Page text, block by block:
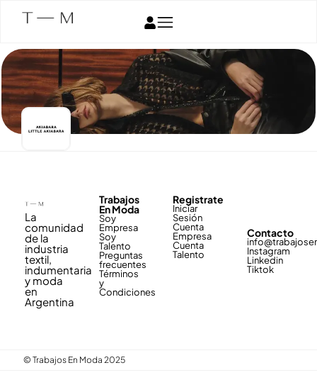
La
comunidad
de la
industria
textil,
indumentaria
y moda
en
Argentina
Trabajos
En Moda
Soy
Empresa
Soy
Talento
Preguntas
frecuentes
Términos
y
Condiciones
Registrate
Iniciar
Sesión
Cuenta
Empresa
Cuenta
Talento
Contacto
Instagram
Linkedin
Tiktok
© Trabajos En Moda 2025